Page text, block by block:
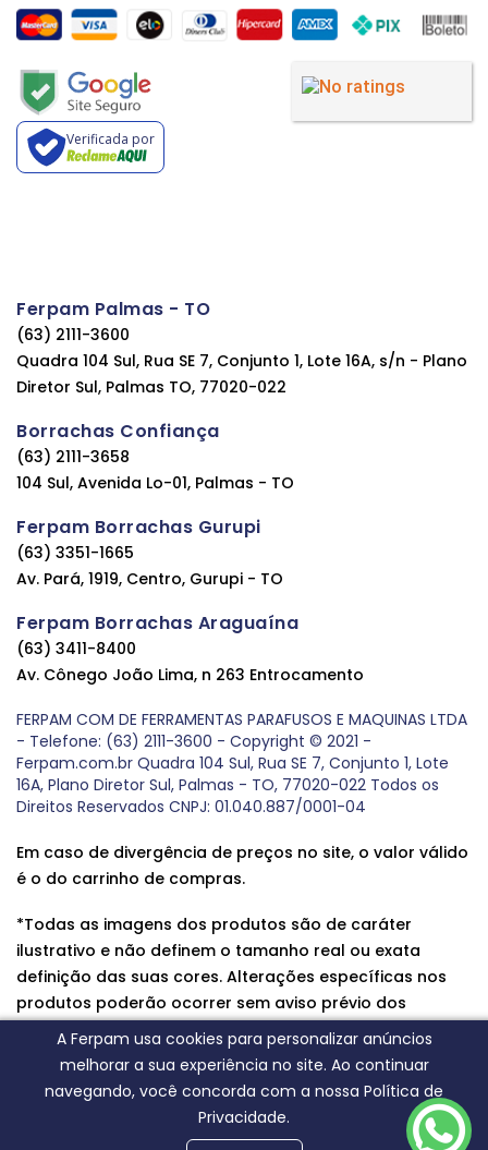
A Ferpam usa cookies para personalizar anúncios
melhorar a sua experiência no site. Ao continuar
navegando, você concorda com a nossa Política de
Privacidade.
Verificada por
Ferpam Palmas - TO
(63) 2111-3600
Quadra 104 Sul, Rua SE 7, Conjunto 1, Lote 16A, s/n - Plano
Diretor Sul, Palmas TO, 77020-022
Borrachas Confiança
(63) 2111-3658
104 Sul, Avenida Lo-01, Palmas - TO
Ferpam Borrachas Gurupi
(63) 3351-1665
Av. Pará, 1919, Centro, Gurupi - TO
Ferpam Borrachas Araguaína
(63) 3411-8400
Av. Cônego João Lima, n 263 Entrocamento
FERPAM COM DE FERRAMENTAS PARAFUSOS E MAQUINAS LTDA
- Telefone: (63) 2111-3600 - Copyright © 2021 -
Ferpam.com.br Quadra 104 Sul, Rua SE 7, Conjunto 1, Lote
16A, Plano Diretor Sul, Palmas - TO, 77020-022 Todos os
Direitos Reservados CNPJ: 01.040.887/0001-04
Em caso de divergência de preços no site, o valor válido
é o do carrinho de compras.
*Todas as imagens dos produtos são de caráter
ilustrativo e não definem o tamanho real ou exata
definição das suas cores. Alterações específicas nos
produtos poderão ocorrer sem aviso prévio dos
fornecedores, qualquer dúvida sobre nossos produtos
entre em contato conosco.